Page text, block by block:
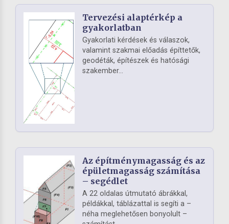
Tervezési alaptérkép a
gyakorlatban
Gyakorlati kérdések és válaszok,
valamint szakmai előadás építtetők,
geodéták, építészek és hatósági
szakember...
Az építménymagasság és az
épületmagasság számítása
– segédlet
A 22 oldalas útmutató ábrákkal,
példákkal, táblázattal is segíti a –
néha meglehetősen bonyolult –